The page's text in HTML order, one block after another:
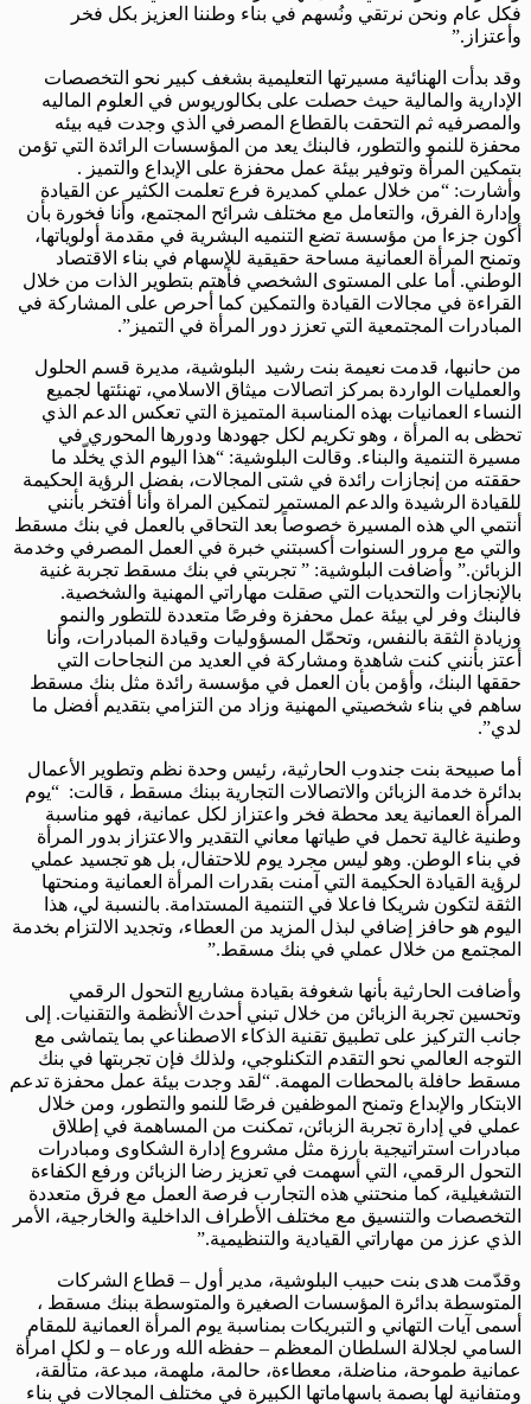
فكل عام ونحن نرتقي ونُسهم في بناء وطننا العزيز بكل فخر
وأعتزاز.”
وقد بدأت الهنائية مسيرتها التعليمية بشغف كبير نحو التخصصات
الإدارية والمالية حيث حصلت على بكالوريوس في العلوم الماليه
والمصرفيه ثم التحقت بالقطاع المصرفي الذي وجدت فيه بيئه
محفزة للنمو والتطور، فالبنك يعد من المؤسسات الرائدة التي تؤمن
بتمكين المرأة وتوفير بيئة عمل محفزة على الإبداع والتميز .
وأشارت: “من خلال عملي كمديرة فرع تعلمت الكثير عن القيادة
وإدارة الفرق، والتعامل مع مختلف شرائح المجتمع، وأنا فخورة بأن
أكون جزءا من مؤسسة تضع التنميه البشرية في مقدمة أولوياتها،
وتمنح المرأة العمانية مساحة حقيقية للإسهام في بناء الاقتصاد
الوطني. أما على المستوى الشخصي فأهتم بتطوير الذات من خلال
القراءة في مجالات القيادة والتمكين كما أحرص على المشاركة في
المبادرات المجتمعية التي تعزز دور المرأة في التميز”.
من حانبها، قدمت نعيمة بنت رشيد البلوشية، مديرة قسم الحلول
والعمليات الواردة بمركز اتصالات ميثاق الاسلامي، تهنئتها لجميع
النساء العمانيات بهذه المناسبة المتميزة التي تعكس الدعم الذي
تحظى به المرأة ، وهو تكريم لكل جهودها ودورها المحوري في
مسيرة التنمية والبناء. وقالت البلوشية: “هذا اليوم الذي يخلّد ما
حققته من إنجازات رائدة في شتى المجالات، بفضل الرؤية الحكيمة
للقيادة الرشيدة والدعم المستمر لتمكين المراة وأنا أفتخر بأنني
أنتمي الي هذه المسيرة خصوصاً بعد التحاقي بالعمل في بنك مسقط
والتي مع مرور السنوات أكسبتني خبرة في العمل المصرفي وخدمة
الزبائن.” وأضافت البلوشية: ” تجربتي في بنك مسقط تجربة غنية
بالإنجازات والتحديات التي صقلت مهاراتي المهنية والشخصية.
فالبنك وفر لي بيئة عمل محفزة وفرصًا متعددة للتطور والنمو
وزيادة الثقة بالنفس، وتحمّل المسؤوليات وقيادة المبادرات، وأنا
أعتز بأنني كنت شاهدة ومشاركة في العديد من النجاحات التي
حققها البنك، وأؤمن بأن العمل في مؤسسة رائدة مثل بنك مسقط
ساهم في بناء شخصيتي المهنية وزاد من التزامي بتقديم أفضل ما
لدي”.
أما صبيحة بنت جندوب الحارثية، رئيس وحدة نظم وتطوير الأعمال
بدائرة خدمة الزبائن والاتصالات التجارية ببنك مسقط ، قالت: “يوم
المرأة العمانية يعد محطة فخر واعتزاز لكل عمانية، فهو مناسبة
وطنية غالية تحمل في طياتها معاني التقدير والاعتزاز بدور المرأة
في بناء الوطن. وهو ليس مجرد يوم للاحتفال، بل هو تجسيد عملي
لرؤية القيادة الحكيمة التي آمنت بقدرات المرأة العمانية ومنحتها
الثقة لتكون شريكا فاعلا في التنمية المستدامة. بالنسبة لي، هذا
اليوم هو حافز إضافي لبذل المزيد من العطاء، وتجديد الالتزام بخدمة
المجتمع من خلال عملي في بنك مسقط.”
وأضافت الحارثية بأنها شغوفة بقيادة مشاريع التحول الرقمي
وتحسين تجربة الزبائن من خلال تبني أحدث الأنظمة والتقنيات. إلى
جانب التركيز على تطبيق تقنية الذكاء الاصطناعي بما يتماشى مع
التوجه العالمي نحو التقدم التكنلوجي، ولذلك فإن تجربتها في بنك
مسقط حافلة بالمحطات المهمة. “لقد وجدت بيئة عمل محفزة تدعم
الابتكار والإبداع وتمنح الموظفين فرصًا للنمو والتطور، ومن خلال
عملي في إدارة تجربة الزبائن، تمكنت من المساهمة في إطلاق
مبادرات استراتيجية بارزة مثل مشروع إدارة الشكاوى ومبادرات
التحول الرقمي، التي أسهمت في تعزيز رضا الزبائن ورفع الكفاءة
التشغيلية، كما منحتني هذه التجارب فرصة العمل مع فرق متعددة
التخصصات والتنسيق مع مختلف الأطراف الداخلية والخارجية، الأمر
الذي عزز من مهاراتي القيادية والتنظيمية.”
وقدّمت هدى بنت حبيب البلوشية، مدير أول – قطاع الشركات
المتوسطة بدائرة المؤسسات الصغيرة والمتوسطة ببنك مسقط ،
أسمى آيات التهاني و التبريكات بمناسبة يوم المرأة العمانية للمقام
السامي لجلالة السلطان المعظم – حفظه الله ورعاه – و لكل امرأة
عمانية طموحة، مناضلة، معطاءة، حالمة، ملهمة، مبدعة، متألقة،
ومتفانية لها بصمة باسهاماتها الكبيرة في مختلف المجالات في بناء